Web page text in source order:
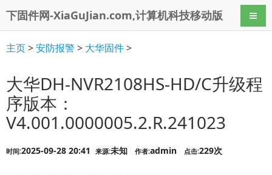
下固件网-XiaGuJian.com,计算机科技移动版 导航
主页>安防报警> 大华固件>
大华DH-NVR2108HS-HD/C升级程
序版本：
V4.001.0000005.2.R.241023
时间:2025-09-28 20:41 来源:未知 作者:admin 点击:229次